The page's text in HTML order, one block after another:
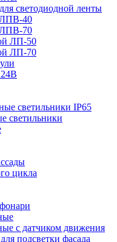
светодиодной ленты
ЛПВ-40
ЛПВ-70
ЛП-50
ЛП-70
светильники IP65
светильники
цикла
с датчиком движения
подсветки фасада